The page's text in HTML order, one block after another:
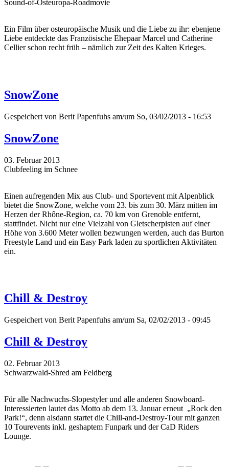
Sound-of-Osteuropa-Roadmovie
Ein Film über osteuropäische Musik und die Liebe zu ihr: ebenjene
Liebe entdeckte das Französische Ehepaar Marcel und Catherine
Cellier schon recht früh – nämlich zur Zeit des Kalten Krieges.
SnowZone
Gespeichert von Berit Papenfuhs am/um So, 03/02/2013 - 16:53
SnowZone
03. Februar 2013
Clubfeeling im Schnee
Einen aufregenden Mix aus Club- und Sportevent mit Alpenblick
bietet die SnowZone, welche vom 23. bis zum 30. März mitten im
Herzen der Rhône-Region, ca. 70 km von Grenoble entfernt,
stattfindet. Nicht nur eine Vielzahl von Gletscherpisten auf einer
Höhe von 3.600 Meter wollen bezwungen werden, auch das Burton
Freestyle Land und ein Easy Park laden zu sportlichen Aktivitäten
ein.
Chill & Destroy
Gespeichert von Berit Papenfuhs am/um Sa, 02/02/2013 - 09:45
Chill & Destroy
02. Februar 2013
Schwarzwald-Shred am Feldberg
Für alle Nachwuchs-Slopestyler und alle anderen Snowboard-
Interessierten lautet das Motto ab dem 13. Januar erneut „Rock den
Park!“, denn alsdann startet die Chill-and-Destroy-Tour mit ganzen
10 Tourevents inkl. geshaptem Funpark und der CaD Riders
Lounge.